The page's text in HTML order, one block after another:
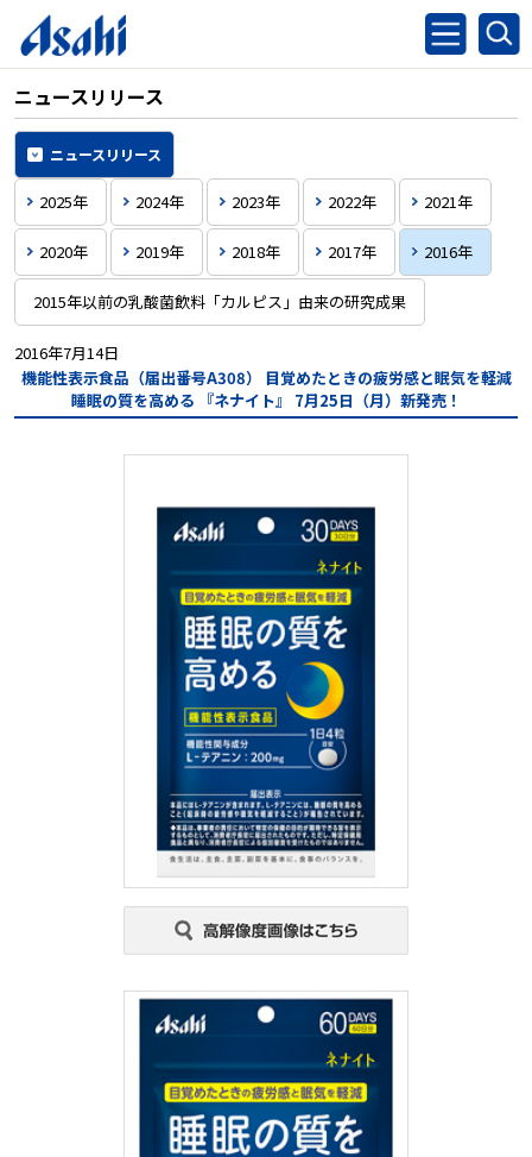
ニュースリリース
ニュースリリース
2025年 2024年 2023年 2022年 2021年
2020年 2019年 2018年 2017年 2016年
2015年以前の乳酸菌飲料「カルピス」由来の研究成果
2016年7月14日
機能性表示食品（届出番号A308）
目覚めたときの疲労感と眠気を軽減
睡眠の質を高める 『ネナイト』 7月25日（月）新発売！